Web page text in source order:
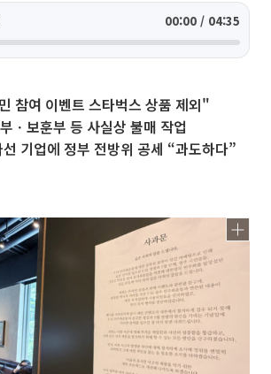
00:00 / 04:35
참여 이벤트 스타벅스 상품 제외"
ㆍ보훈부 등 사실상 불매 작업
기업에 정부 전방위 공세 “과도하다”